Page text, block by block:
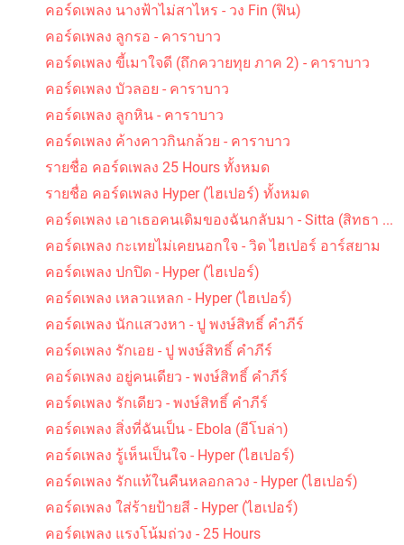
คอร์ดเพลง นางฟ้าไม่สาไหร - วง Fin (ฟิน)
คอร์ดเพลง ลูกรอ - คาราบาว
คอร์ดเพลง ขี้เมาใจดี (ถึกควายทุย ภาค 2) - คาราบาว
คอร์ดเพลง บัวลอย - คาราบาว
คอร์ดเพลง ลูกหิน - คาราบาว
คอร์ดเพลง ค้างคาวกินกล้วย - คาราบาว
รายชื่อ คอร์ดเพลง 25 Hours ทั้งหมด
รายชื่อ คอร์ดเพลง Hyper (ไฮเปอร์) ทั้งหมด
คอร์ดเพลง เอาเธอคนเดิมของฉันกลับมา - Sitta (สิทธา ...
คอร์ดเพลง กะเทยไม่เคยนอกใจ - วิด ไฮเปอร์ อาร์สยาม
คอร์ดเพลง ปกปิด - Hyper (ไฮเปอร์)
คอร์ดเพลง เหลวแหลก - Hyper (ไฮเปอร์)
คอร์ดเพลง นักแสวงหา - ปู พงษ์สิทธิ์ คำภีร์
คอร์ดเพลง รักเอย - ปู พงษ์สิทธิ์ คำภีร์
คอร์ดเพลง อยู่คนเดียว - พงษ์สิทธิ์ คำภีร์
คอร์ดเพลง รักเดียว - พงษ์สิทธิ์ คำภีร์
คอร์ดเพลง สิ่งที่ฉันเป็น - Ebola (อีโบล่า)
คอร์ดเพลง รู้เห็นเป็นใจ - Hyper (ไฮเปอร์)
คอร์ดเพลง รักแท้ในคืนหลอกลวง - Hyper (ไฮเปอร์)
คอร์ดเพลง ใส่ร้ายป้ายสี - Hyper (ไฮเปอร์)
คอร์ดเพลง แรงโน้มถ่วง - 25 Hours